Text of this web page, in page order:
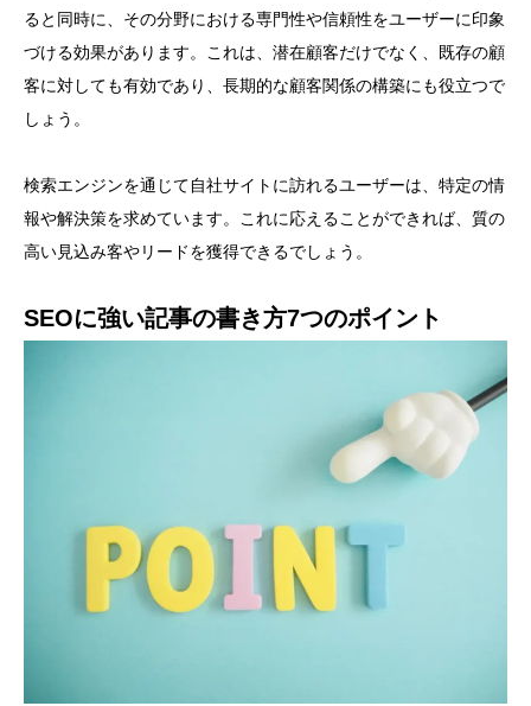
ると同時に、その分野における専門性や信頼性をユーザーに印象
づける効果があります。これは、潜在顧客だけでなく、既存の顧
客に対しても有効であり、長期的な顧客関係の構築にも役立つで
しょう。
検索エンジンを通じて自社サイトに訪れるユーザーは、特定の情
報や解決策を求めています。これに応えることができれば、質の
高い見込み客やリードを獲得できるでしょう。
SEOに強い記事の書き方7つのポイント